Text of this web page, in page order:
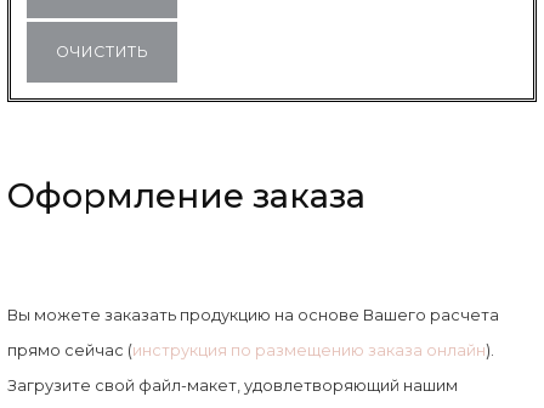
Оформление заказа
Вы можете заказать продукцию на основе Вашего расчета
прямо сейчас (инструкция по размещению заказа онлайн).
Загрузите свой файл-макет, удовлетворяющий нашим